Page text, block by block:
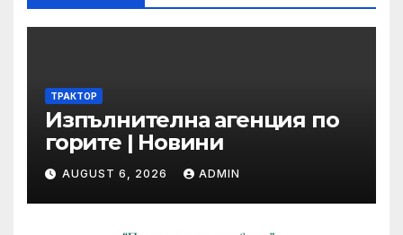
ТРАКТОР
Изпълнителна агенция по
горите | Новини
AUGUST 6, 2026 ADMIN